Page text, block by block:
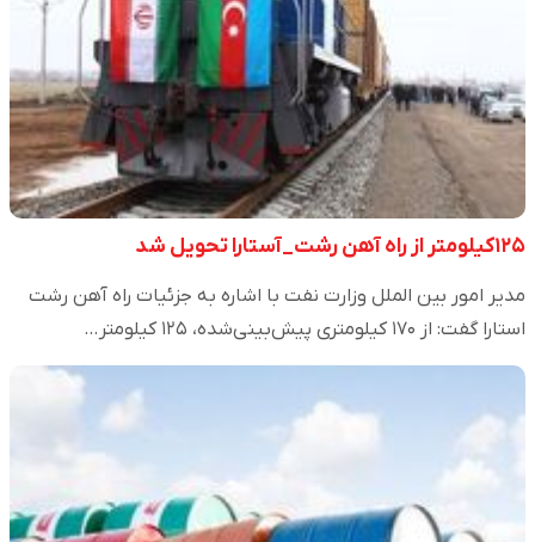
۱۲۵کیلومتر از راه آهن رشت_آستارا تحویل شد
مدیر امور بین الملل وزارت نفت با اشاره به جزئیات راه آهن رشت
استارا گفت: از ۱۷۰ کیلومتری پیش‌بینی‌شده، ۱۲۵ کیلومتر…